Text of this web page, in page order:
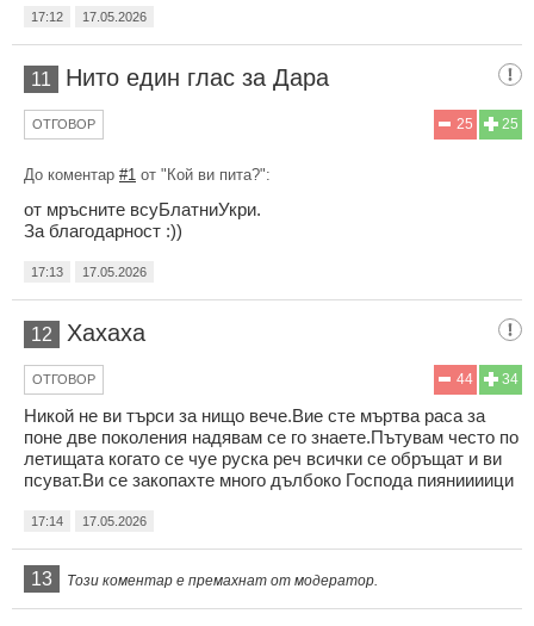
17:12 17.05.2026
11 Нито един глас за Дара
25
25
ОТГОВОР
До коментар #1 от "Кой ви пита?":
от мръсните всуБлатниУкри.
За благодарност :))
17:13 17.05.2026
12 Хахаха
34
44
ОТГОВОР
Никой не ви търси за нищо вече.Вие сте мъртва раса за
поне две поколения надявам се го знаете.Пътувам често по
летищата когато се чуе руска реч всички се обръщат и ви
псуват.Ви се закопахте много дълбоко Господа пияниииици
17:14 17.05.2026
13 Този коментар е премахнат от модератор.